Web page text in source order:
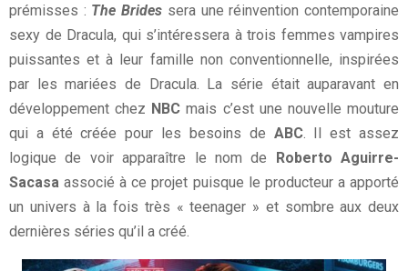
prémisses : The Brides sera une réinvention contemporaine
sexy de Dracula, qui s’intéressera à trois femmes vampires
puissantes et à leur famille non conventionnelle, inspirées
par les mariées de Dracula. La série était auparavant en
développement chez NBC mais c’est une nouvelle mouture
qui a été créée pour les besoins de ABC. Il est assez
logique de voir apparaître le nom de Roberto Aguirre-
Sacasa associé à ce projet puisque le producteur a apporté
un univers à la fois très « teenager » et sombre aux deux
dernières séries qu’il a créé.